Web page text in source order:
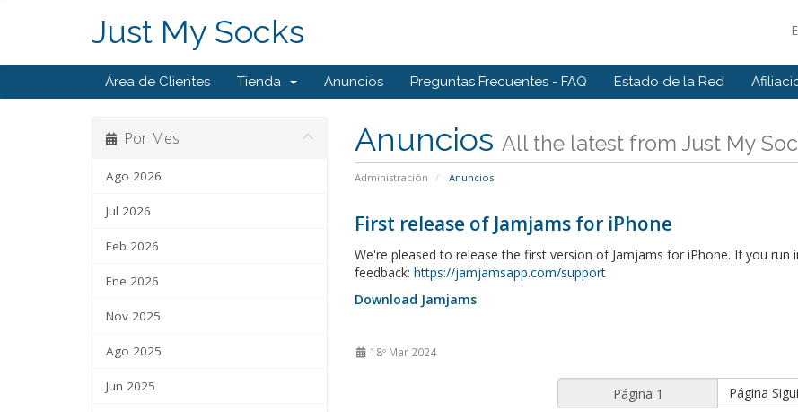
Just My Socks
Área de Clientes Tienda Anuncios Preguntas Frecuentes - FAQ Estado de la Red
Anuncios All the latest from Just My
Administración Anuncios
Por Mes
Ago 2026
Jul 2026
Feb 2026
Ene 2026
Nov 2025
Ago 2025
Jun 2025
First release of Jamjams for iPhone
We're pleased to release the first version of Jamjams for iPhone. If you run
feedback: https://jamjamsapp.com/support
Download Jamjams
18º Mar 2024
Página